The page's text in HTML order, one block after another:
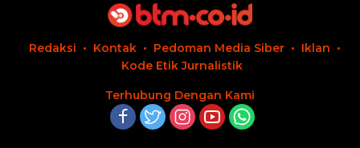
Redaksi Kontak Pedoman Media Siber
Iklan
Kode Etik Jurnalistik
Terhubung Dengan Kami